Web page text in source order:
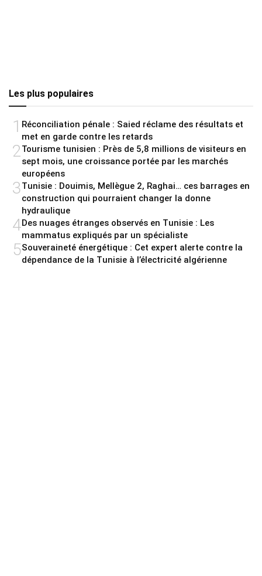
Les plus populaires
1 Réconciliation pénale : Saied réclame des résultats et
met en garde contre les retards
2Tourisme tunisien : Près de 5,8 millions de visiteurs en
sept mois, une croissance portée par les marchés
européens
3Tunisie : Douimis, Mellègue 2, Raghai… ces barrages en
construction qui pourraient changer la donne
hydraulique
4Des nuages étranges observés en Tunisie : Les
mammatus expliqués par un spécialiste
5Souveraineté énergétique : Cet expert alerte contre la
dépendance de la Tunisie à l’électricité algérienne